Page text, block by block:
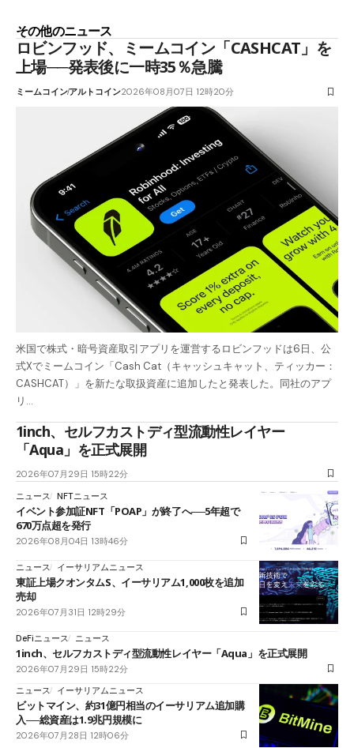
その他のニュース
ロビンフッド、ミームコイン「CASHCAT」を
上場──発表後に一時35％急騰
ミームコインアルトコイン2026年08月07日 12時20分
米国で株式・暗号資産取引アプリを運営するロビンフッドは6日、公
式Xでミームコイン「Cash Cat（キャッシュキャット、ティッカー：
CASHCAT）」を新たな取扱資産に追加したと発表した。同社のアプ
リ…
1inch、セルフカストディ型流動性レイヤー
「Aqua」を正式展開
2026年07月29日 15時22分
ニュース NFTニュース
イベント参加証NFT「POAP」が終了へ──5年超で
670万点超を発行
2026年08月04日 13時46分
ニュース イーサリアムニュース
東証上場クオンタムS、イーサリアム1,000枚を追加
売却
2026年07月31日 12時29分
DeFiニュース ニュース
1inch、セルフカストディ型流動性レイヤー「Aqua」を正式展開
2026年07月29日 15時22分
ニュース
イーサリアムニュース
ビットマイン、約31億円相当のイーサリアム追加購
入──総資産は1.9兆円規模に
2026年07月28日 12時06分